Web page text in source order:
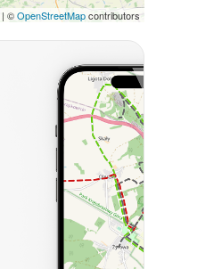
| ©OpenStreetMapcontributors